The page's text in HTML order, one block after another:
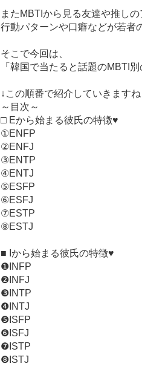
またMBTIから見る友達や推し
行動パターンや口癖などが若者
そこで今回は、
「韓国で当たると話題のMBTI
↓この順番で紹介していきますね
～目次～
□ Eから始まる彼氏の特徴♥
①ENFP
②ENFJ
③ENTP
④ENTJ
⑤ESFP
⑥ESFJ
⑦ESTP
⑧ESTJ
■ Iから始まる彼氏の特徴♥
❶INFP
❷INFJ
❸INTP
❹INTJ
❺ISFP
❻ISFJ
❼ISTP
❽ISTJ